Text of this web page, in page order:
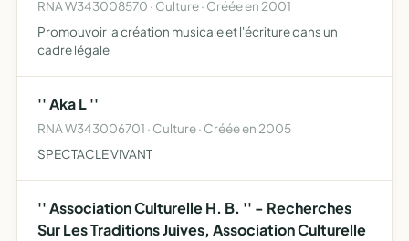
RNA W343008570 · Culture · Créée en 2001
Promouvoir la création musicale et l'écriture dans un
cadre légale
'' Aka L ''
RNA W343006701 · Culture · Créée en 2005
SPECTACLE VIVANT
'' Association Culturelle H. B. '' - Recherches
Sur Les Traditions Juives, Association Culturelle